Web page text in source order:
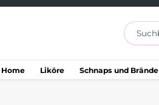
Home Liköre Schnaps und Brände